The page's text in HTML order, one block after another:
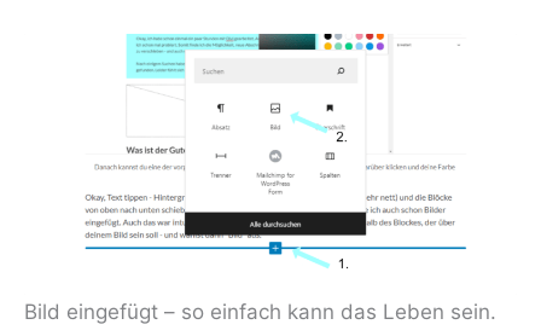
Bild eingefügt – so einfach kann das Leben sein.